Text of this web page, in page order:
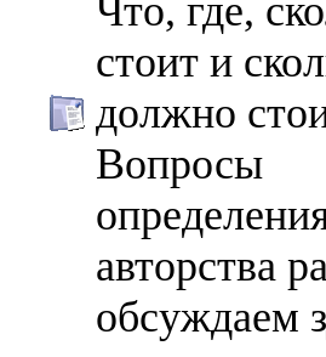
Что, где,
стоит и
должно
Вопросы
авторства
обсуждаем